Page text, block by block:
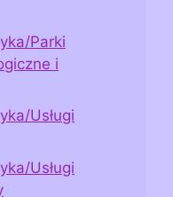
Parki
i
Usługi
Usługi